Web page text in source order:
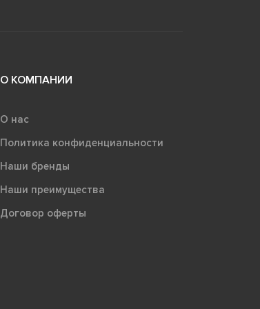
О КОМПАНИИ
О нас
Политика конфиденциальности
Наши бренды
Наши преимущества
Договор оферты